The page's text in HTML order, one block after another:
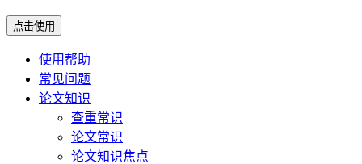
点击使用
使用帮助
常见问题
论文知识
查重常识
论文常识
论文知识焦点